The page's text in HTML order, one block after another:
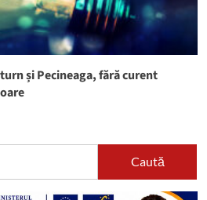
și Pecineaga, fără curent